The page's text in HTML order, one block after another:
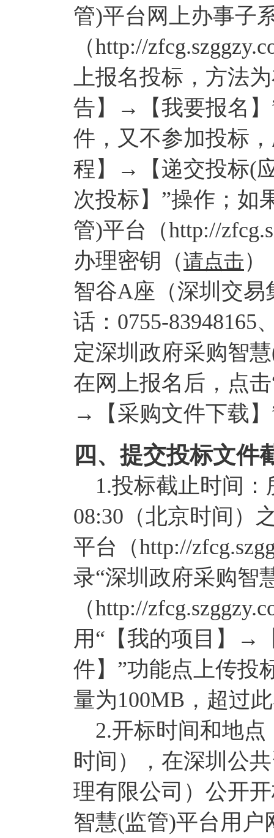
管)平台网上办事子
（http://
上报名投标，方法
告】→【我要报名】
件，又不参加投标
程】→【递交投标(
次投标】”操作；如
管)平台（http://
办理密钥（请点击）
智谷A座（深圳交易
话：0755-83948165
定深圳政府采购智
在网上报名后，点
→【采购文件下载
四、提交投标文件
1.投标截止时间：
08:30（北京时间）
平台（http://
录“深圳政府采购智
（http://
用“【我的项目】→
件】”功能点上传投
量为100MB，超过
2.开标时间和地点
时间），在深圳公
理有限公司）公开
智慧(监管)平台用户